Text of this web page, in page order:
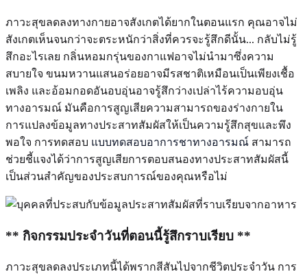
ภาวะสุขลดลงทางกายอาจสังเกตได้ยากในตอนแรก คุณอาจไม่
สังเกตเห็นจนกว่าจะตระหนักว่าสิ่งที่ควรจะรู้สึกดีนั้น... กลับไม่รู้
สึกอะไรเลย กลิ่นหอมกรุ่นของกาแฟอาจไม่นำมาซึ่งความ
สบายใจ ขนมหวานแสนอร่อยอาจมีรสชาติเหมือนเป็นเพียงเชื้อ
เพลิง และอ้อมกอดอันอบอุ่นอาจรู้สึกว่างเปล่าไร้ความอบอุ่น
ทางอารมณ์ มันคือการสูญเสียความสามารถของร่างกายใน
การแปลงข้อมูลทางประสาทสัมผัสให้เป็นความรู้สึกสุขและพึง
พอใจ การทดสอบ แบบทดสอบอาการชาทางอารมณ์ สามารถ
ช่วยชี้แจงได้ว่าการสูญเสียการตอบสนองทางประสาทสัมผัสนี้
เป็นส่วนสำคัญของประสบการณ์ของคุณหรือไม่
** กิจกรรมประจำวันที่ตอนนี้รู้สึกราบเรียบ **
ภาวะสุขลดลงประเภทนี้ได้พรากสีสันไปจากชีวิตประจำวัน การ